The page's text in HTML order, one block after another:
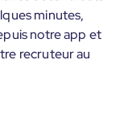
minutes,
notre app et
recruteur au